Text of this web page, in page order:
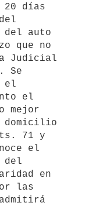
20 días
auto
que no
Judicial
Se
el
el
mejor
domicilio
71 y
el
del
en
las